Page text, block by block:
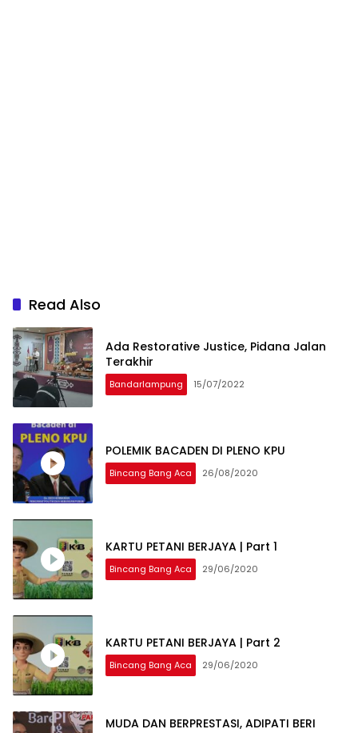
Read Also
Ada Restorative Justice, Pidana Jalan
Terakhir
Bandarlampung 15/07/2022
POLEMIK BACADEN DI PLENO KPU
Bincang Bang Aca 26/08/2020
KARTU PETANI BERJAYA | Part 1
Bincang Bang Aca 29/06/2020
KARTU PETANI BERJAYA | Part 2
Bincang Bang Aca 29/06/2020
MUDA DAN BERPRESTASI, ADIPATI BERI